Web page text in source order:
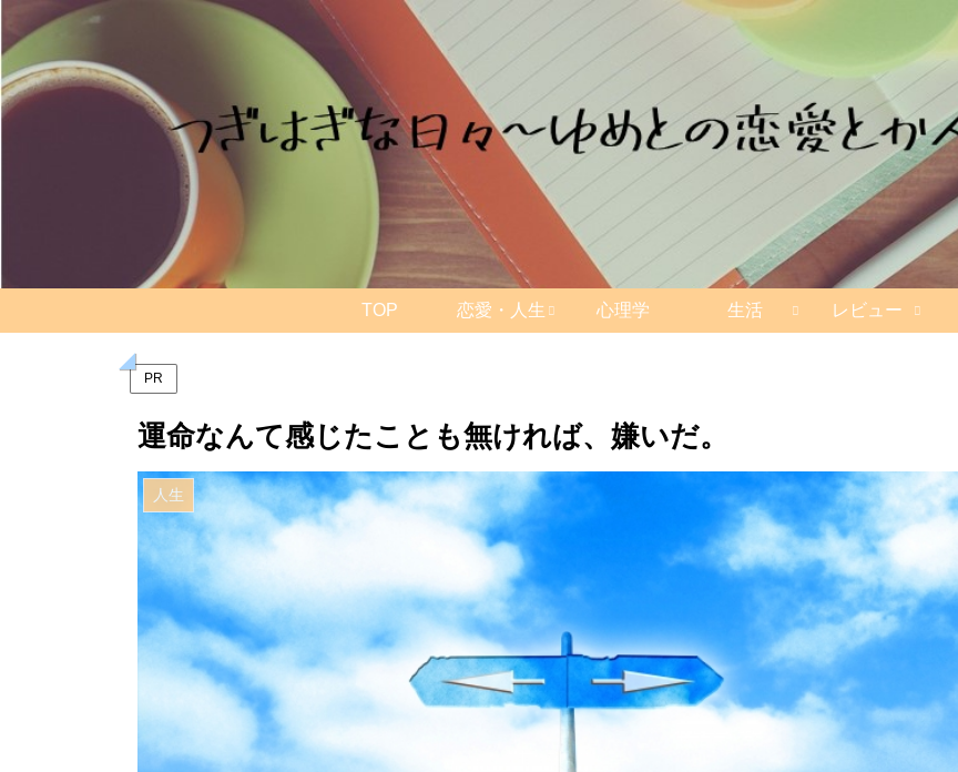
TOP 恋愛・人生 心理学 生活 レビュー
PR
運命なんて感じたことも無ければ、嫌いだ。
人生